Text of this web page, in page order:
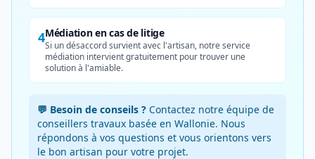
4Médiation en cas de litige
Si un désaccord survient avec l'artisan, notre service
médiation intervient gratuitement pour trouver une
solution à l'amiable.
💬 Besoin de conseils ? Contactez notre équipe de
conseillers travaux basée en Wallonie. Nous
répondons à vos questions et vous orientons vers
le bon artisan pour votre projet.